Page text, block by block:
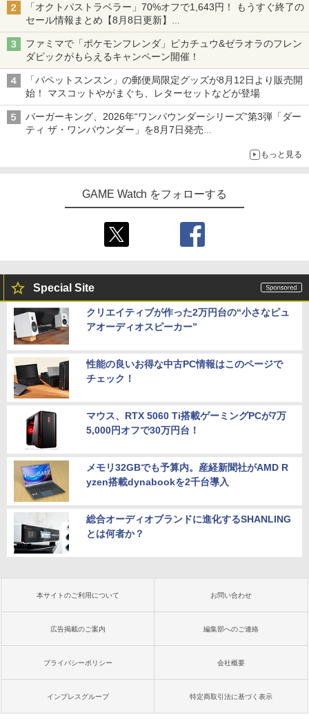
「オクトパストラベラー」70%オフで1,643円！ もうすぐ終了の
セール情報まとめ【8月8日更新】
ニンテンドーeショップでは「大神 絶景版」が67%オフで990円
ファミマで「ポケモンフレンダ」ピカチュウ&ゼラオラのフレン
ダピックがもらえるキャンペーン開催！
「パペットスンスン」の郵便局限定グッズが8月12日より販売開
始！ マスコットやがまぐち、レターセットなどが登場
バーガーキング、2026年“ワンパウンダーシリーズ”第3弾「ダー
ティ ザ・ワンパウンダー」を8月7日発売
もっと見る
GAME Watch をフォローする
Special Site
クリエイティブが作った2万円台の“小さなピュ
アオーディオスピーカー”
性能の良いお得な中古PC情報はこのページで
チェック！
マウス、RTX 5060 Ti搭載ゲーミングPCが7万
5,000円オフで30万円台！
メモリ32GBでも予算内。産経新聞社がAMD R
yzen搭載dynabookを2千台導入
総合オーディオブランドに進化するSHANLING
とは何者か？
本サイトのご利用について お問い合わせ
広告掲載のご案内 編集部へのご連絡
プライバシーポリシー 会社概要
インプレスグループ 特定商取引法に基づく表示